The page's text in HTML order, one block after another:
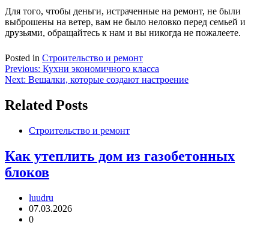
Для того, чтобы деньги, истраченные на ремонт, не были
выброшены на ветер, вам не было неловко перед семьей и
друзьями, обращайтесь к нам и вы никогда не пожалеете.
Posted in Строительство и ремонт
Навигация
по
записям
Previous: Кухни экономичного класса
Next: Вешалки, которые создают настроение
Related Posts
Строительство и ремонт
Как утеплить дом из газобетонных
блоков
luudru
07.03.2026
0